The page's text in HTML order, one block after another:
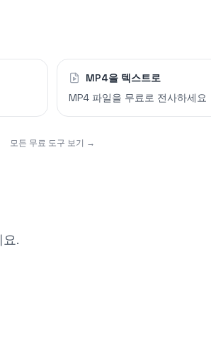
MP4을 텍스트로
MP4 파일을 무료로 전사하세요
모든 무료 도구 보기 →
.